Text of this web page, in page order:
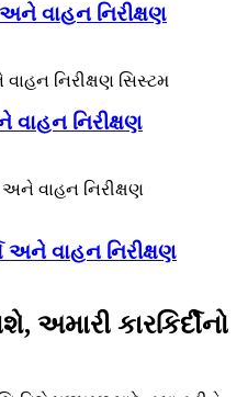
અને વાહન નિરીક્ષણ
વાહન નિરીક્ષણ
અને વાહન નિરીક્ષણ
કારકિર્દીનો